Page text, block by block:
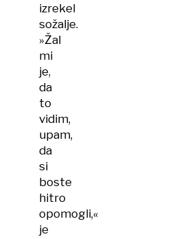
izrekel
sožalje.
»Žal
mi
je,
da
to
vidim,
upam,
da
si
boste
hitro
opomogli,«
je